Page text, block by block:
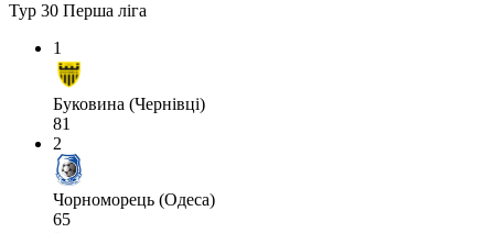
Тур 30 Перша ліга
1
Буковина (Чернівці)
81
2
Чорноморець (Одеса)
65